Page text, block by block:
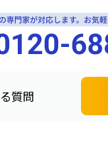
質問